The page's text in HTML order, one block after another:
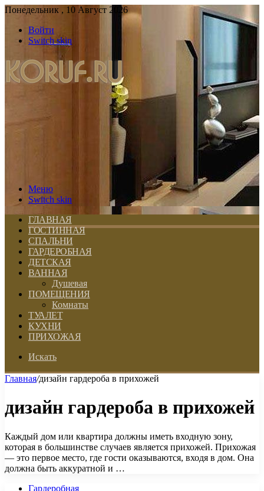
Понедельник , 10 Август 2026
Войти
Switch skin
Меню
Switch skin
ГЛАВНАЯ
ГОСТИННАЯ
СПАЛЬНИ
ГАРДЕРОБНАЯ
ДЕТСКАЯ
ВАННАЯ
Душевая
ПОМЕЩЕНИЯ
Комнаты
ТУАЛЕТ
КУХНИ
ПРИХОЖАЯ
Искать
Главная/дизайн гардероба в прихожей
дизайн гардероба в прихожей
Каждый дом или квартира должны иметь входную зону,
которая в большинстве случаев является прихожей. Прихожая
— это первое место, где гости оказываются, входя в дом. Она
должна быть аккуратной и …
Гардеробная